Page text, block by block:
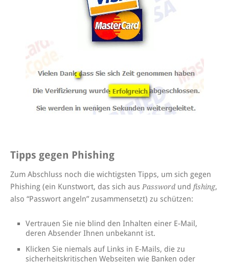
Tipps gegen Phishing
Zum Abschluss noch die wichtigsten Tipps, um sich gegen
Phishing (ein Kunstwort, das sich aus Password und fishing,
also “Passwort angeln” zusammensetzt) zu schützen:
Vertrauen Sie nie blind den Inhalten einer E-Mail,
deren Absender Ihnen unbekannt ist.
Klicken Sie niemals auf Links in E-Mails, die zu
sicherheitskritischen Webseiten wie Banken oder